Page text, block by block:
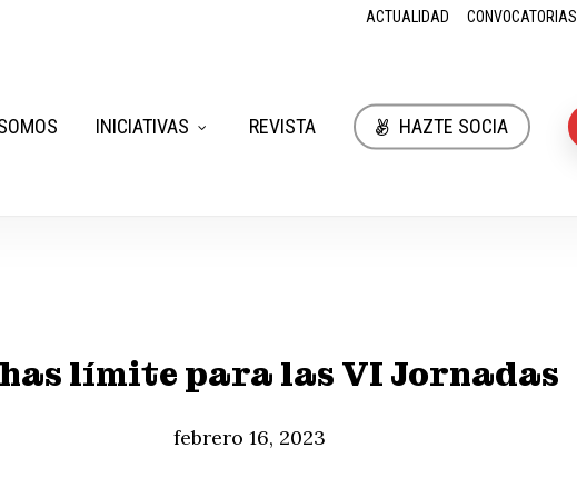
ACTUALIDAD CONVOCATORIAS
INICIATIVAS REVISTA HAZTE SOCIA
límite para las VI Jornadas
febrero 16, 2023